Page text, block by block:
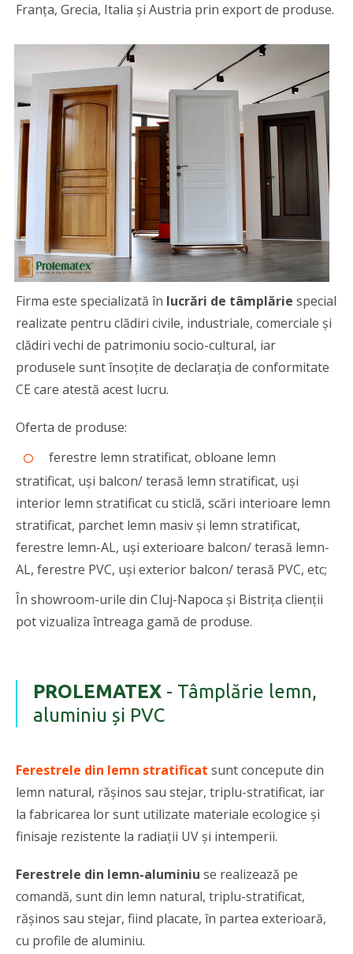
Franța, Grecia, Italia și Austria prin export de produse.
Firma este specializată în lucrări de tâmplărie special
realizate pentru clădiri civile, industriale, comerciale și
clădiri vechi de patrimoniu socio-cultural, iar
produsele sunt însoțite de declarația de conformitate
CE care atestă acest lucru.
Oferta de produse:
ferestre lemn stratificat, obloane lemn
stratificat, uși balcon/ terasă lemn stratificat, uși
interior lemn stratificat cu sticlă, scări interioare lemn
stratificat, parchet lemn masiv și lemn stratificat,
ferestre lemn-AL, uși exterioare balcon/ terasă lemn-
AL, ferestre PVC, uși exterior balcon/ terasă PVC, etc;
În showroom-urile din Cluj-Napoca și Bistrița clienții
pot vizualiza întreaga gamă de produse.
PROLEMATEX - Tâmplărie lemn,
aluminiu și PVC
Ferestrele din lemn stratificat sunt concepute din
lemn natural, rășinos sau stejar, triplu-stratificat, iar
la fabricarea lor sunt utilizate materiale ecologice și
finisaje rezistente la radiații UV și intemperii.
Ferestrele din lemn-aluminiu se realizează pe
comandă, sunt din lemn natural, triplu-stratificat,
rășinos sau stejar, fiind placate, în partea exterioară,
cu profile de aluminiu.